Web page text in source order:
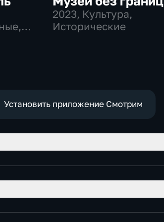
2023, Культура,
Исторические
Установить приложение Смотрим